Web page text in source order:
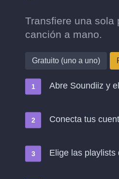
Transfiere una sola
canción a mano.
Gratuito (uno a uno)
Abre Soundiiz y
Conecta tus
Elige las